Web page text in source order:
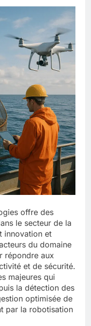
offre des
le secteur de la
innovation et
du domaine
répondre aux
et de sécurité.
majeures qui
la détection des
optimisée de
par la robotisation